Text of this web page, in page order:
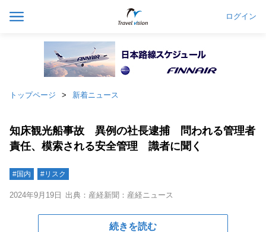
ログイン
トップページ 新着ニュース
知床観光船事故 異例の社長逮捕 問われる管理者
責任、模索される安全管理 識者に聞く
#国内 #リスク
2024年9月19日 出典：産経新聞：産経ニュース
続きを読む